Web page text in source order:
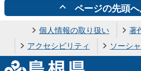
ページの先頭
個人情報の取り扱い
著
アクセシビリティ
ソーシ